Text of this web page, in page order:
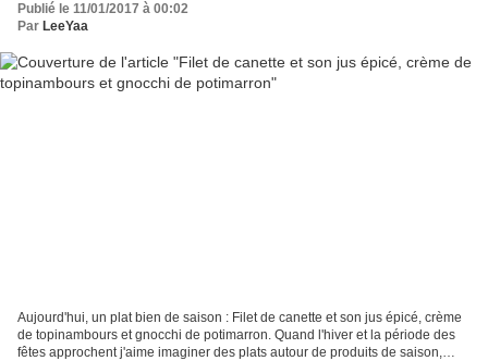
Publié le 11/01/2017 à 00:02
Par LeeYaa
Aujourd'hui, un plat bien de saison : Filet de canette et son jus épicé, crème
de topinambours et gnocchi de potimarron. Quand l'hiver et la période des
fêtes approchent j'aime imaginer des plats autour de produits de saison,